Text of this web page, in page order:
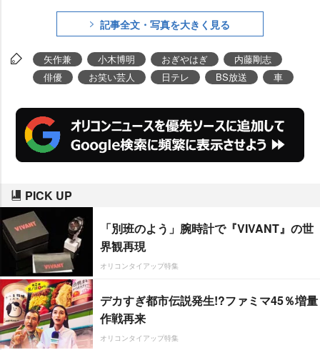
アップ。おぎやはぎ(矢作兼・小木
)の2人が“乗りたかったのに選
ばなかった”真相に迫る。
記事全文・写真を大きく見る
矢作兼 小木博明 おぎやはぎ
内藤剛志
俳優
お笑い芸人 日テレ BS放送 車
PICK UP
「別班のよう」腕時計で『VIVANT』の世
界観再現
オリコンタイアップ特集
デカすぎ都市伝説発生!?ファミマ45％増量
作戦再来
オリコンタイアップ特集